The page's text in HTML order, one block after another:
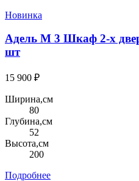
Новинка
Адель М 3 Шкаф 2-х
шт
15 900 ₽
Ширина,см
80
Глубина,см
52
Высота,см
200
Подробнее